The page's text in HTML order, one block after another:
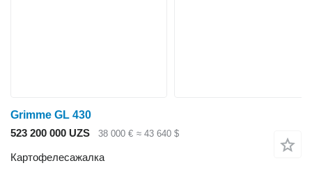
Grimme GL 430
523 200 000 UZS
38 000 € ≈ 43 640 $
Картофелесажалка